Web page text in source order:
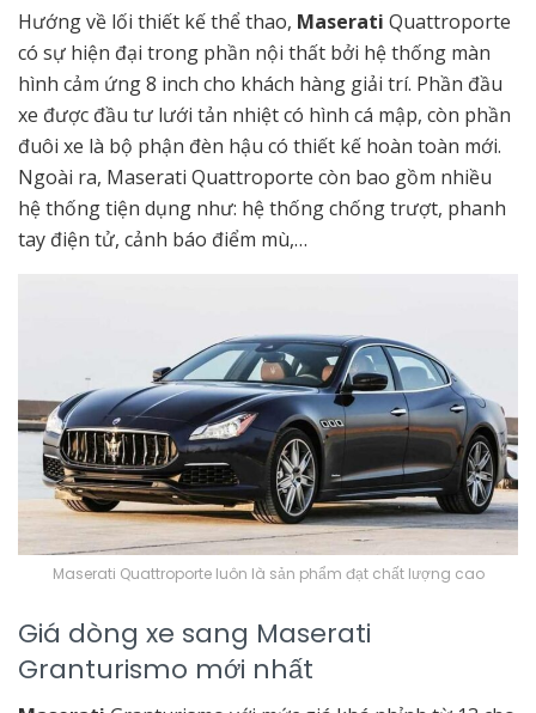
Hướng về lối thiết kế thể thao, Maserati Quattroporte
có sự hiện đại trong phần nội thất bởi hệ thống màn
hình cảm ứng 8 inch cho khách hàng giải trí. Phần đầu
xe được đầu tư lưới tản nhiệt có hình cá mập, còn phần
đuôi xe là bộ phận đèn hậu có thiết kế hoàn toàn mới.
Ngoài ra, Maserati Quattroporte còn bao gồm nhiều
hệ thống tiện dụng như: hệ thống chống trượt, phanh
tay điện tử, cảnh báo điểm mù,…
Maserati Quattroporte luôn là sản phẩm đạt chất lượng cao
Giá dòng xe sang Maserati
Granturismo mới nhất